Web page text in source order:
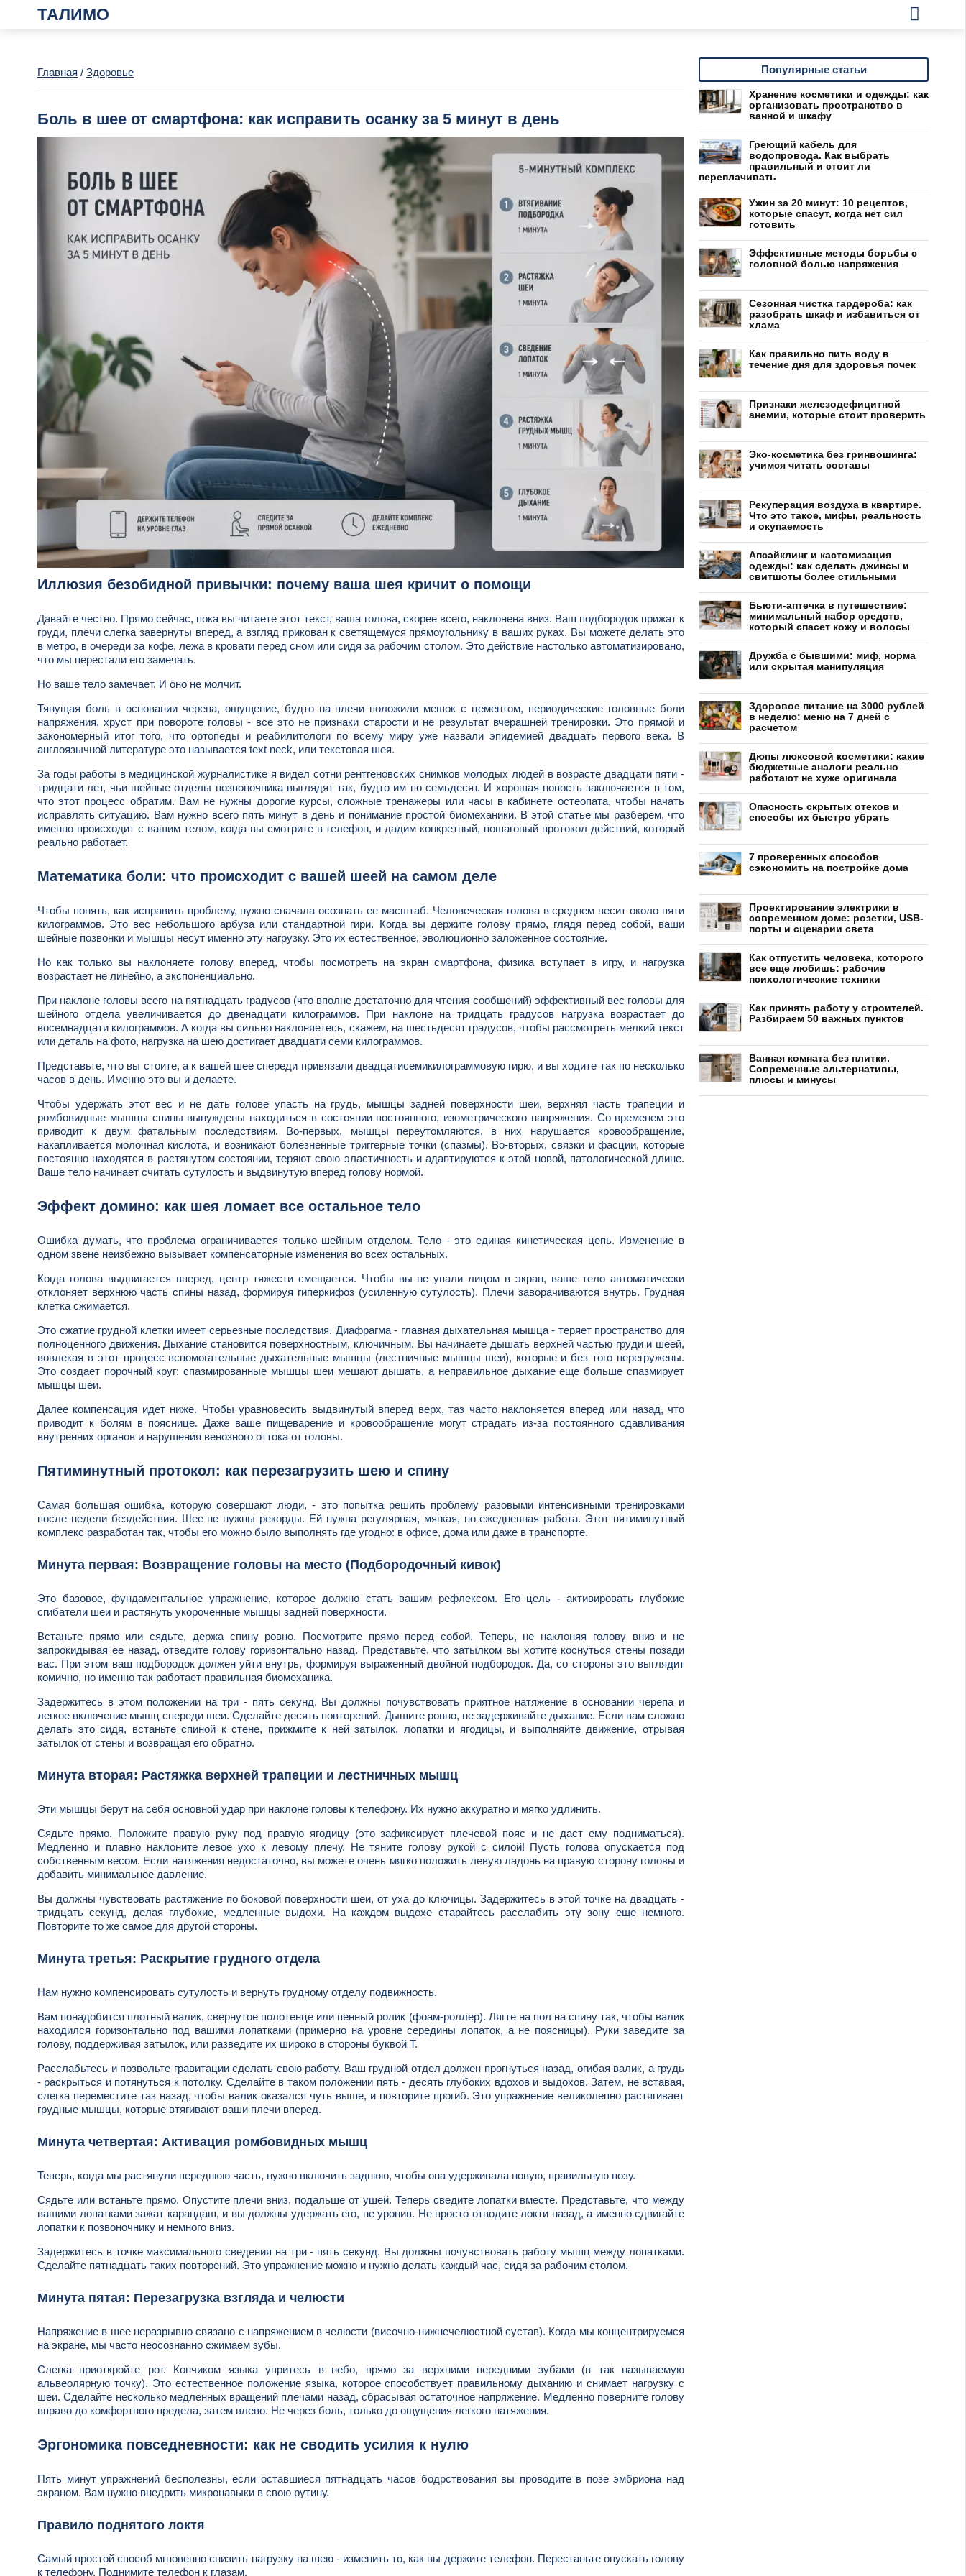
ТАЛИМО
Главная / Здоровье
Боль в шее от смартфона: как исправить осанку за 5 минут в день
Иллюзия безобидной привычки: почему ваша шея кричит о помощи
Давайте честно. Прямо сейчас, пока вы читаете этот текст, ваша голова, скорее всего, наклонена вниз. Ваш подбородок прижат к
груди, плечи слегка завернуты вперед, а взгляд прикован к светящемуся прямоугольнику в ваших руках. Вы можете делать это
в метро, в очереди за кофе, лежа в кровати перед сном или сидя за рабочим столом. Это действие настолько автоматизировано,
что мы перестали его замечать.
Но ваше тело замечает. И оно не молчит.
Тянущая боль в основании черепа, ощущение, будто на плечи положили мешок с цементом, периодические головные боли
напряжения, хруст при повороте головы - все это не признаки старости и не результат вчерашней тренировки. Это прямой и
закономерный итог того, что ортопеды и реабилитологи по всему миру уже назвали эпидемией двадцать первого века. В
англоязычной литературе это называется text neck, или текстовая шея.
За годы работы в медицинской журналистике я видел сотни рентгеновских снимков молодых людей в возрасте двадцати пяти -
тридцати лет, чьи шейные отделы позвоночника выглядят так, будто им по семьдесят. И хорошая новость заключается в том,
что этот процесс обратим. Вам не нужны дорогие курсы, сложные тренажеры или часы в кабинете остеопата, чтобы начать
исправлять ситуацию. Вам нужно всего пять минут в день и понимание простой биомеханики. В этой статье мы разберем, что
именно происходит с вашим телом, когда вы смотрите в телефон, и дадим конкретный, пошаговый протокол действий, который
реально работает.
Математика боли: что происходит с вашей шеей на самом деле
Чтобы понять, как исправить проблему, нужно сначала осознать ее масштаб. Человеческая голова в среднем весит около пяти
килограммов. Это вес небольшого арбуза или стандартной гири. Когда вы держите голову прямо, глядя перед собой, ваши
шейные позвонки и мышцы несут именно эту нагрузку. Это их естественное, эволюционно заложенное состояние.
Но как только вы наклоняете голову вперед, чтобы посмотреть на экран смартфона, физика вступает в игру, и нагрузка
возрастает не линейно, а экспоненциально.
При наклоне головы всего на пятнадцать градусов (что вполне достаточно для чтения сообщений) эффективный вес головы для
шейного отдела увеличивается до двенадцати килограммов. При наклоне на тридцать градусов нагрузка возрастает до
восемнадцати килограммов. А когда вы сильно наклоняетесь, скажем, на шестьдесят градусов, чтобы рассмотреть мелкий текст
или деталь на фото, нагрузка на шею достигает двадцати семи килограммов.
Представьте, что вы стоите, а к вашей шее спереди привязали двадцатисемикилограммовую гирю, и вы ходите так по несколько
часов в день. Именно это вы и делаете.
Чтобы удержать этот вес и не дать голове упасть на грудь, мышцы задней поверхности шеи, верхняя часть трапеции и
ромбовидные мышцы спины вынуждены находиться в состоянии постоянного, изометрического напряжения. Со временем это
приводит к двум фатальным последствиям. Во-первых, мышцы переутомляются, в них нарушается кровообращение,
накапливается молочная кислота, и возникают болезненные триггерные точки (спазмы). Во-вторых, связки и фасции, которые
постоянно находятся в растянутом состоянии, теряют свою эластичность и адаптируются к этой новой, патологической длине.
Ваше тело начинает считать сутулость и выдвинутую вперед голову нормой.
Эффект домино: как шея ломает все остальное тело
Ошибка думать, что проблема ограничивается только шейным отделом. Тело - это единая кинетическая цепь. Изменение в
одном звене неизбежно вызывает компенсаторные изменения во всех остальных.
Когда голова выдвигается вперед, центр тяжести смещается. Чтобы вы не упали лицом в экран, ваше тело автоматически
отклоняет верхнюю часть спины назад, формируя гиперкифоз (усиленную сутулость). Плечи заворачиваются внутрь. Грудная
клетка сжимается.
Это сжатие грудной клетки имеет серьезные последствия. Диафрагма - главная дыхательная мышца - теряет пространство для
полноценного движения. Дыхание становится поверхностным, ключичным. Вы начинаете дышать верхней частью груди и шеей,
вовлекая в этот процесс вспомогательные дыхательные мышцы (лестничные мышцы шеи), которые и без того перегружены.
Это создает порочный круг: спазмированные мышцы шеи мешают дышать, а неправильное дыхание еще больше спазмирует
мышцы шеи.
Далее компенсация идет ниже. Чтобы уравновесить выдвинутый вперед верх, таз часто наклоняется вперед или назад, что
приводит к болям в пояснице. Даже ваше пищеварение и кровообращение могут страдать из-за постоянного сдавливания
внутренних органов и нарушения венозного оттока от головы.
Пятиминутный протокол: как перезагрузить шею и спину
Самая большая ошибка, которую совершают люди, - это попытка решить проблему разовыми интенсивными тренировками
после недели бездействия. Шее не нужны рекорды. Ей нужна регулярная, мягкая, но ежедневная работа. Этот пятиминутный
комплекс разработан так, чтобы его можно было выполнять где угодно: в офисе, дома или даже в транспорте.
Минута первая: Возвращение головы на место (Подбородочный кивок)
Это базовое, фундаментальное упражнение, которое должно стать вашим рефлексом. Его цель - активировать глубокие
сгибатели шеи и растянуть укороченные мышцы задней поверхности.
Встаньте прямо или сядьте, держа спину ровно. Посмотрите прямо перед собой. Теперь, не наклоняя голову вниз и не
запрокидывая ее назад, отведите голову горизонтально назад. Представьте, что затылком вы хотите коснуться стены позади
вас. При этом ваш подбородок должен уйти внутрь, формируя выраженный двойной подбородок. Да, со стороны это выглядит
комично, но именно так работает правильная биомеханика.
Задержитесь в этом положении на три - пять секунд. Вы должны почувствовать приятное натяжение в основании черепа и
легкое включение мышц спереди шеи. Сделайте десять повторений. Дышите ровно, не задерживайте дыхание. Если вам сложно
делать это сидя, встаньте спиной к стене, прижмите к ней затылок, лопатки и ягодицы, и выполняйте движение, отрывая
затылок от стены и возвращая его обратно.
Минута вторая: Растяжка верхней трапеции и лестничных мышц
Эти мышцы берут на себя основной удар при наклоне головы к телефону. Их нужно аккуратно и мягко удлинить.
Сядьте прямо. Положите правую руку под правую ягодицу (это зафиксирует плечевой пояс и не даст ему подниматься).
Медленно и плавно наклоните левое ухо к левому плечу. Не тяните голову рукой с силой! Пусть голова опускается под
собственным весом. Если натяжения недостаточно, вы можете очень мягко положить левую ладонь на правую сторону головы и
добавить минимальное давление.
Вы должны чувствовать растяжение по боковой поверхности шеи, от уха до ключицы. Задержитесь в этой точке на двадцать -
тридцать секунд, делая глубокие, медленные выдохи. На каждом выдохе старайтесь расслабить эту зону еще немного.
Повторите то же самое для другой стороны.
Минута третья: Раскрытие грудного отдела
Нам нужно компенсировать сутулость и вернуть грудному отделу подвижность.
Вам понадобится плотный валик, свернутое полотенце или пенный ролик (фоам-роллер). Лягте на пол на спину так, чтобы валик
находился горизонтально под вашими лопатками (примерно на уровне середины лопаток, а не поясницы). Руки заведите за
голову, поддерживая затылок, или разведите их широко в стороны буквой Т.
Расслабьтесь и позвольте гравитации сделать свою работу. Ваш грудной отдел должен прогнуться назад, огибая валик, а грудь
- раскрыться и потянуться к потолку. Сделайте в таком положении пять - десять глубоких вдохов и выдохов. Затем, не вставая,
слегка переместите таз назад, чтобы валик оказался чуть выше, и повторите прогиб. Это упражнение великолепно растягивает
грудные мышцы, которые втягивают ваши плечи вперед.
Минута четвертая: Активация ромбовидных мышц
Теперь, когда мы растянули переднюю часть, нужно включить заднюю, чтобы она удерживала новую, правильную позу.
Сядьте или встаньте прямо. Опустите плечи вниз, подальше от ушей. Теперь сведите лопатки вместе. Представьте, что между
вашими лопатками зажат карандаш, и вы должны удержать его, не уронив. Не просто отводите локти назад, а именно сдвигайте
лопатки к позвоночнику и немного вниз.
Задержитесь в точке максимального сведения на три - пять секунд. Вы должны почувствовать работу мышц между лопатками.
Сделайте пятнадцать таких повторений. Это упражнение можно и нужно делать каждый час, сидя за рабочим столом.
Минута пятая: Перезагрузка взгляда и челюсти
Напряжение в шее неразрывно связано с напряжением в челюсти (височно-нижнечелюстной сустав). Когда мы концентрируемся
на экране, мы часто неосознанно сжимаем зубы.
Слегка приоткройте рот. Кончиком языка упритесь в небо, прямо за верхними передними зубами (в так называемую
альвеолярную точку). Это естественное положение языка, которое способствует правильному дыханию и снимает нагрузку с
шеи. Сделайте несколько медленных вращений плечами назад, сбрасывая остаточное напряжение. Медленно поверните голову
вправо до комфортного предела, затем влево. Не через боль, только до ощущения легкого натяжения.
Эргономика повседневности: как не сводить усилия к нулю
Пять минут упражнений бесполезны, если оставшиеся пятнадцать часов бодрствования вы проводите в позе эмбриона над
экраном. Вам нужно внедрить микронавыки в свою рутину.
Правило поднятого локтя
Самый простой способ мгновенно снизить нагрузку на шею - изменить то, как вы держите телефон. Перестаньте опускать голову
к телефону. Поднимите телефон к глазам.
Популярные статьи
Хранение косметики и одежды: как
организовать пространство в
ванной и шкафу
Греющий кабель для
водопровода. Как выбрать
правильный и стоит ли
переплачивать
Ужин за 20 минут: 10 рецептов,
которые спасут, когда нет сил
готовить
Эффективные методы борьбы с
головной болью напряжения
Сезонная чистка гардероба: как
разобрать шкаф и избавиться от
хлама
Как правильно пить воду в
течение дня для здоровья почек
Признаки железодефицитной
анемии, которые стоит проверить
Эко-косметика без гринвошинга:
учимся читать составы
Рекуперация воздуха в квартире.
Что это такое, мифы, реальность
и окупаемость
Апсайклинг и кастомизация
одежды: как сделать джинсы и
свитшоты более стильными
Бьюти-аптечка в путешествие:
минимальный набор средств,
который спасет кожу и волосы
Дружба с бывшими: миф, норма
или скрытая манипуляция
Здоровое питание на 3000 рублей
в неделю: меню на 7 дней с
расчетом
Дюпы люксовой косметики: какие
бюджетные аналоги реально
работают не хуже оригинала
Опасность скрытых отеков и
способы их быстро убрать
7 проверенных способов
сэкономить на постройке дома
Проектирование электрики в
современном доме: розетки, USB-
порты и сценарии света
Как отпустить человека, которого
все еще любишь: рабочие
психологические техники
Как принять работу у строителей.
Разбираем 50 важных пунктов
Ванная комната без плитки.
Современные альтернативы,
плюсы и минусы